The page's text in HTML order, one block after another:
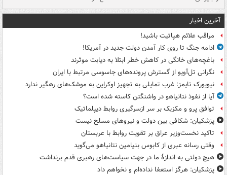
آخرین اخبار
مراقب علائم هپاتیت باشید!
ادامه جنگ تا روی کار آمدن دولت جدید در آمریکا!
باغچه‌های خانگی در کاهش خطر ابتلا به دیابت موثرند
نگرانی تل‌آویو از گسترش پرونده‌های جاسوسی مرتبط با ایران
نیویورک تایمز: غرب تمایلی به تجهیز اوکراین به موشک‌های رهگیر ندارد
آیا از نفوذ نتانیاهو در واشنگتن کاسته شده است؟
توافق پرو و مکزیک بر سر ازسرگیری روابط دیپلماتیک
پزشکیان: شکافی بین دولت و نیروهای مسلح نیست
تاکید نخست‌وزیر عراق بر تقویت روابط با عربستان
وقتی رسانه عبری از کابوس بنیامین نتانیاهو می‌گوید
هیچ دولتی به اندازۀ ما در جهت سیاست‌های رهبری قدم برنداشت
پزشکیان: هرگز استعفا نداده‌ام و نخواهم داد